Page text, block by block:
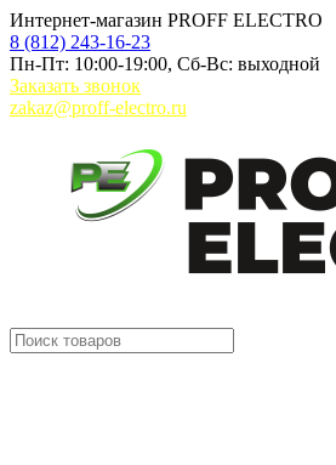
Интернет-магазин PROFF ELECTRO
8 (812) 243-16-23
Пн-Пт: 10:00-19:00, Сб-Вс: выходной
Заказать звонок
zakaz@proff-electro.ru